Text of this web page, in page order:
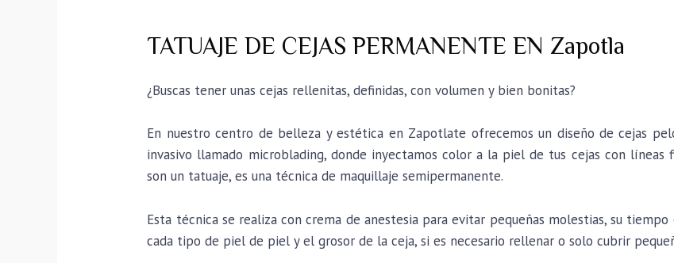
TATUAJE DE CEJAS PERMANENTE EN Zapotla
¿Buscas tener unas cejas rellenitas, definidas, con volumen y bien bonitas?
En nuestro centro de belleza y estética en Zapotlate ofrecemos un diseño de cejas
invasivo llamado microblading, donde inyectamos color a la piel de tus cejas con líneas
son un tatuaje, es una técnica de maquillaje semipermanente.
Esta técnica se realiza con crema de anestesia para evitar pequeñas molestias, su
cada tipo de piel de piel y el grosor de la ceja, si es necesario rellenar o solo cubrir